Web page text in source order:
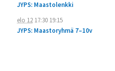
JYPS: Maastolenkki
elo 1217:30 19:15
JYPS: Maastoryhmä 7–10v